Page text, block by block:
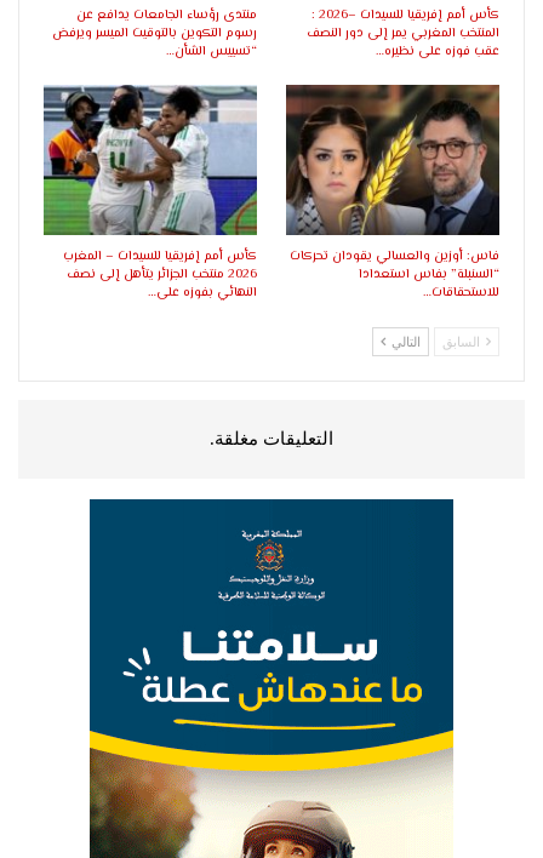
كأس أمم إفريقيا للسيدات –2026 :
المنتخب المغربي يمر إلى دور النصف
عقب فوزه على نظيره…
منتدى رؤساء الجامعات يدافع عن
رسوم التكوين بالتوقيت الميسر ويرفض
“تسييس الشأن…
فاس: أوزين والعسالي يقودان تحركات
“السنبلة” بفاس استعدادا
للاستحقاقات…
كأس أمم إفريقيا للسيدات – المغرب
2026 منتخب الجزائر يتأهل إلى نصف
النهائي بفوزه على…
السابق التالي
التعليقات مغلقة.